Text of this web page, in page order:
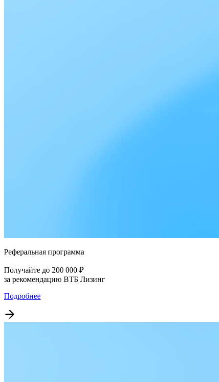
Реферальная программа
Получайте до 200 000 ₽
за рекомендацию ВТБ Лизинг
Подробнее